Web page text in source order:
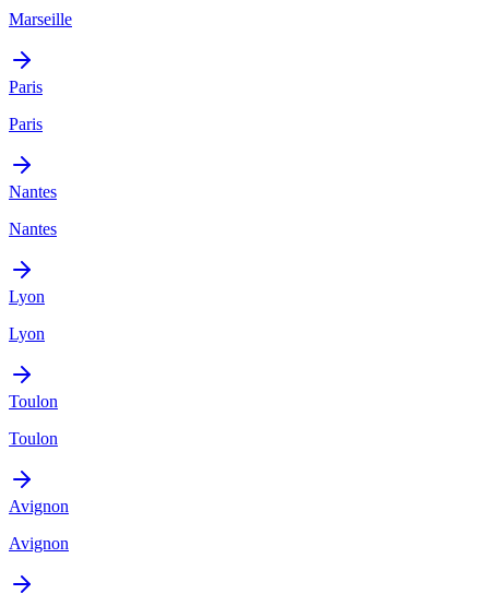
Marseille
Paris
Paris
Nantes
Nantes
Lyon
Lyon
Toulon
Toulon
Avignon
Avignon